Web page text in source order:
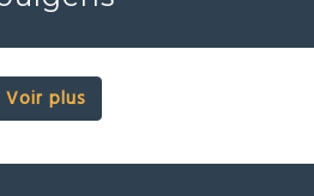
Voir plus